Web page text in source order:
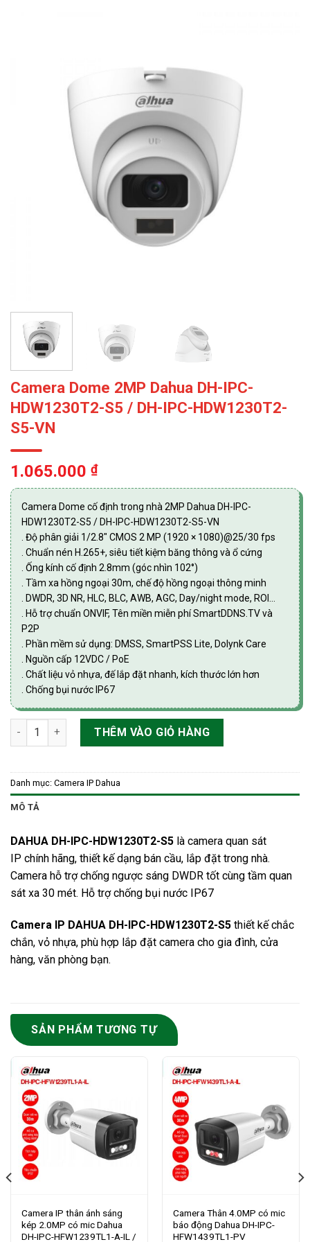
Camera Dome 2MP Dahua DH-IPC-
HDW1230T2-S5 / DH-IPC-HDW1230T2-
S5-VN
1.065.000 ₫
Camera Dome cố định trong nhà 2MP Dahua DH-IPC-
HDW1230T2-S5 / DH-IPC-HDW1230T2-S5-VN
. Độ phân giải 1/2.8″ CMOS 2 MP (1920 × 1080)@25/30 fps
. Chuẩn nén H.265+, siêu tiết kiệm băng thông và ổ cứng
. Ống kính cố định 2.8mm (góc nhìn 102°)
. Tầm xa hồng ngoại 30m, chế độ hồng ngoại thông minh
. DWDR, 3D NR, HLC, BLC, AWB, AGC, Day/night mode, ROI…
. Hỗ trợ chuẩn ONVIF, Tên miền miễn phí SmartDDNS.TV và
P2P
. Phần mềm sử dụng: DMSS, SmartPSS Lite, Dolynk Care
. Nguồn cấp 12VDC / PoE
. Chất liệu vỏ nhựa, đế lắp đặt nhanh, kích thước lớn hơn
. Chống bụi nước IP67
Camera Dome 2MP Dahua DH-IPC-HDW1230T2-S5 / DH-IPC-
THÊM VÀO GIỎ HÀNG
Danh mục: Camera IP Dahua
MÔ TẢ
DAHUA DH-IPC-HDW1230T2-S5 là camera quan sát
IP chính hãng, thiết kế dạng bán cầu, lắp đặt trong nhà.
Camera hỗ trợ chống ngược sáng DWDR tốt cùng tầm quan
sát xa 30 mét. Hỗ trợ chống bụi nước IP67
Camera IP DAHUA DH-IPC-HDW1230T2-S5 thiết kế chắc
chắn, vỏ nhựa, phù hợp lắp đặt camera cho gia đình, cửa
hàng, văn phòng bạn.
SẢN PHẨM TƯƠNG TỰ
Camera IP thân ánh sáng
kép 2.0MP có mic Dahua
DH-IPC-HFW1239TL1-A-IL /
Camera Thân 4.0MP có mic
báo động Dahua DH-IPC-
HFW1439TL1-PV